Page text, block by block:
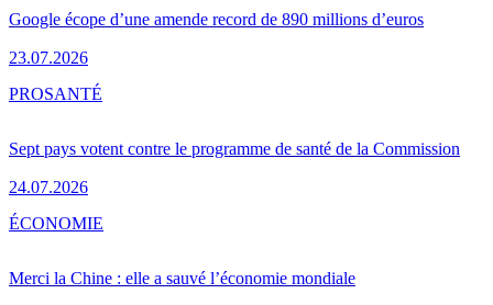
Google écope d’une amende record de 890 millions d’euros
23.07.2026
Sept pays votent contre le programme de santé de la Commission
24.07.2026
PROSANTÉ
Merci la Chine : elle a sauvé l’économie mondiale
ÉCONOMIE